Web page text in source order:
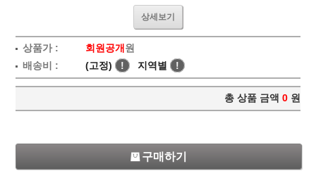
상세보기
상품가 : 회원공개 원
배송비 :
(고정) ! 지역별 !
총 상품 금액 0 원
구매하기